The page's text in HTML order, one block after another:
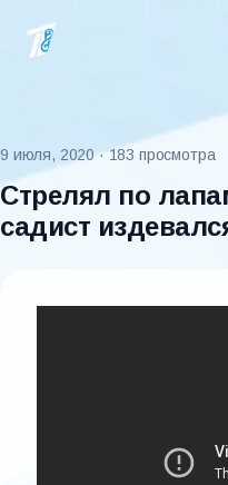
9 июля, 2020 · 183 просмотра
Стрелял по
садист